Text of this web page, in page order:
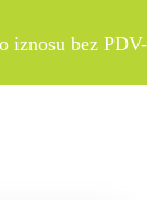
iznosu bez PDV-